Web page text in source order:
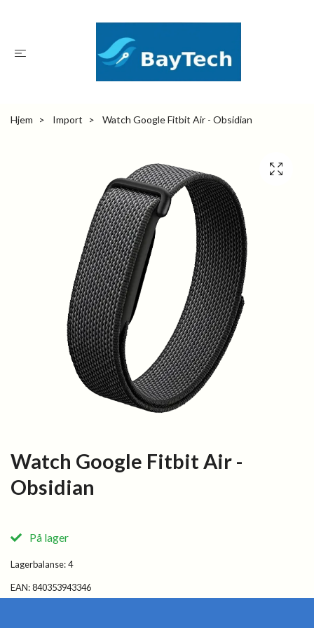
Hjem Import Watch Google Fitbit Air - Obsidian
Watch Google Fitbit Air -
Obsidian
På lager
Lagerbalanse:4
EAN:840353943346